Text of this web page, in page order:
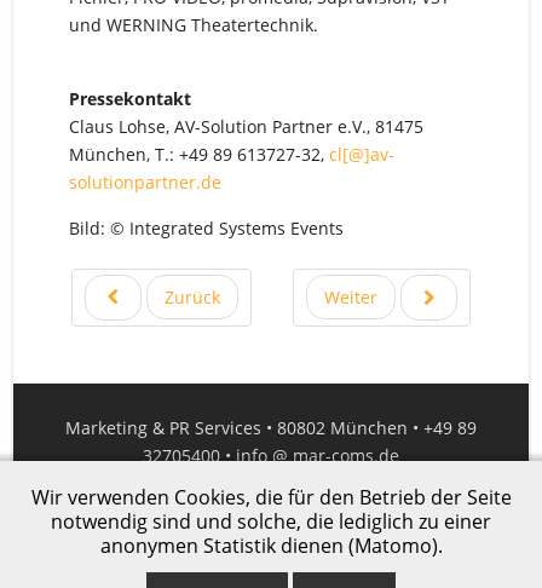
und WERNING Theatertechnik.
Pressekontakt
Claus Lohse, AV-Solution Partner e.V., 81475
München, T.: +49 89 613727-32, cl[@]av-
solutionpartner.de
Bild: © Integrated Systems Events
Zurück Weiter
Marketing & PR Services • 80802 München • +49 89
32705400 •info @ mar-coms.de
Impressum |Datenschutz
Wir verwenden Cookies, die für den Betrieb der Seite
notwendig sind und solche, die lediglich zu einer
anonymen Statistik dienen (Matomo).